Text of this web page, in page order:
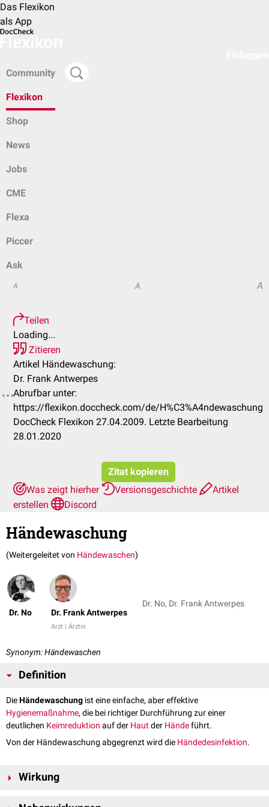
Das Flexikon
als App
Community
Flexikon
Shop
News
Jobs
CME
Flexa
Piccer
Ask
A A A
Teilen
Loading...
Zitieren
Artikel Händewaschung:
Dr. Frank Antwerpes
Abrufbar unter:
https://flexikon.doccheck.com/de/H%C3%A4ndewaschung
DocCheck Flexikon 27.04.2009. Letzte Bearbeitung
28.01.2020
Zitat kopieren
Was zeigt hierher
Versionsgeschichte
Artikel
erstellen
Discord
Händewaschung
(Weitergeleitet von Händewaschen)
Dr. No Dr. Frank Antwerpes
Arzt | Ärztin
Dr. No, Dr. Frank Antwerpes
Synonym: Händewaschen
Definition
DieHändewaschung ist eine einfache, aber effektive
Hygienemaßnahme, die bei richtiger Durchführung zur einer
deutlichen Keimreduktion auf der Hautder Händeführt.
Von der Händewaschung abgegrenzt wird die Händedesinfektion.
Wirkung